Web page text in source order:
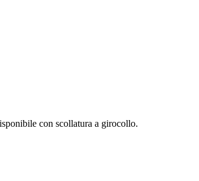
con scollatura a girocollo.